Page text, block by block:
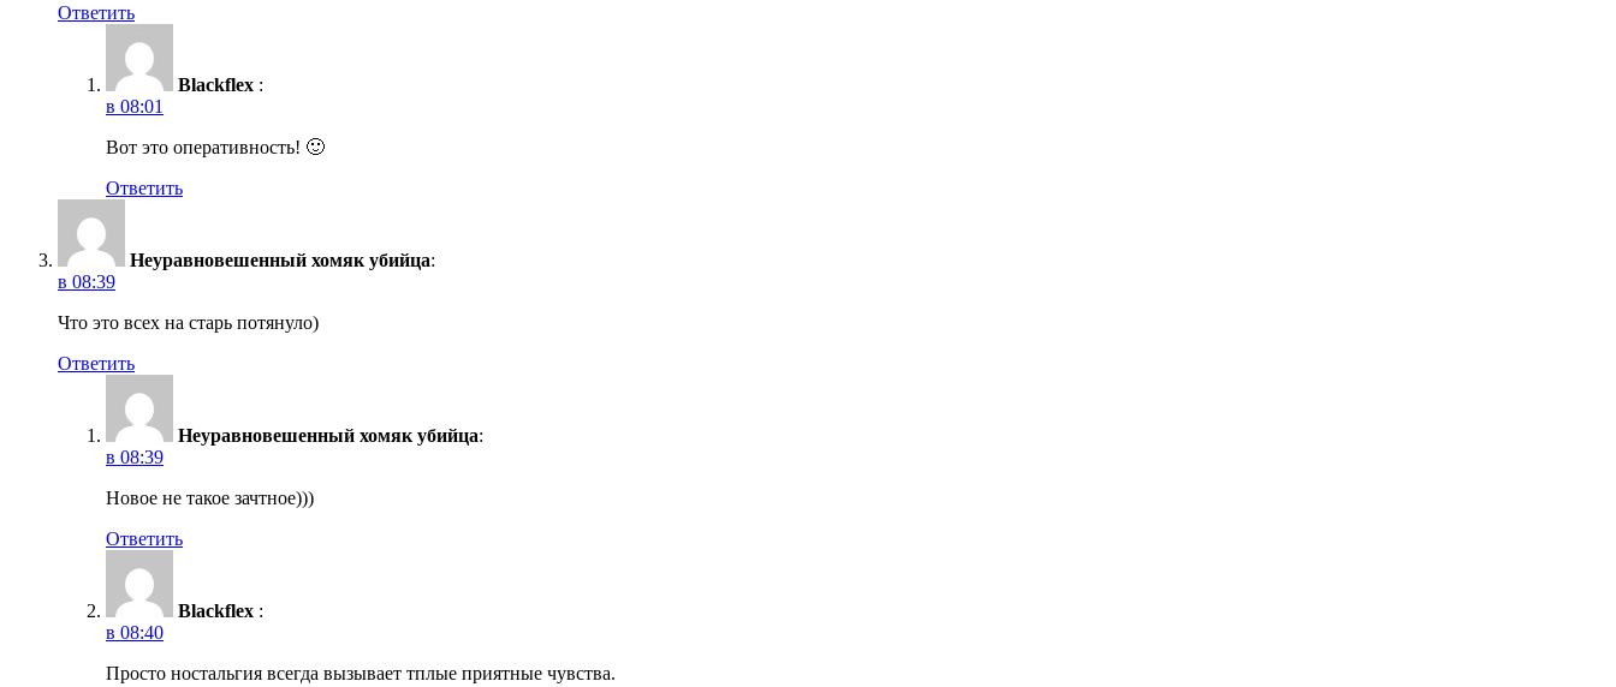
Ответить
Blackflex :
в 08:01
Вот это оперативность! 🙂
Ответить
Неуравновешенный хомяк убийца:
в 08:39
Что это всех на старь потянуло)
Ответить
Неуравновешенный хомяк убийца:
в 08:39
Новое не такое зачтное)))
Ответить
Blackflex :
в 08:40
Просто ностальгия всегда вызывает тплые приятные чувства.